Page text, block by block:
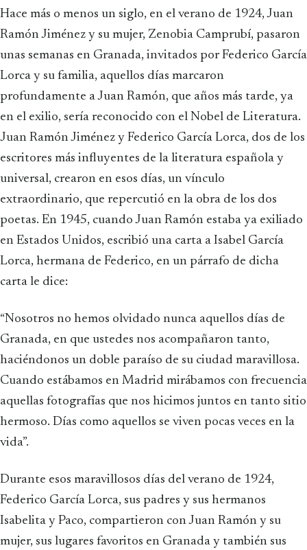
Hace más o menos un siglo, en el verano de 1924, Juan
Ramón Jiménez y su mujer, Zenobia Camprubí, pasaron
unas semanas en Granada, invitados por Federico García
Lorca y su familia, aquellos días marcaron
profundamente a Juan Ramón, que años más tarde, ya
en el exilio, sería reconocido con el Nobel de Literatura.
Juan Ramón Jiménez y Federico García Lorca, dos de los
escritores más influyentes de la literatura española y
universal, crearon en esos días, un vínculo
extraordinario, que repercutió en la obra de los dos
poetas. En 1945, cuando Juan Ramón estaba ya exiliado
en Estados Unidos, escribió una carta a Isabel García
Lorca, hermana de Federico, en un párrafo de dicha
carta le dice:
“Nosotros no hemos olvidado nunca aquellos días de
Granada, en que ustedes nos acompañaron tanto,
haciéndonos un doble paraíso de su ciudad maravillosa.
Cuando estábamos en Madrid mirábamos con frecuencia
aquellas fotografías que nos hicimos juntos en tanto sitio
hermoso. Días como aquellos se viven pocas veces en la
vida”.
Durante esos maravillosos días del verano de 1924,
Federico García Lorca, sus padres y sus hermanos
Isabelita y Paco, compartieron con Juan Ramón y su
mujer, sus lugares favoritos en Granada y también sus